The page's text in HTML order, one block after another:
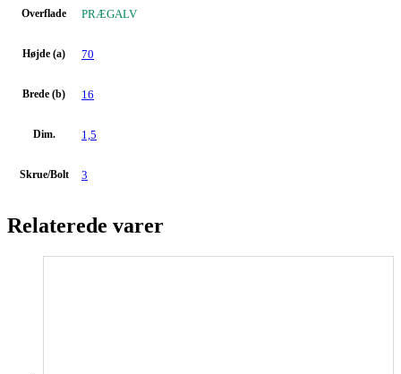
Overflade PRÆGALV
Højde (a) 70
Brede (b) 16
Dim. 1,5
Skrue/Bolt 3
Relaterede varer